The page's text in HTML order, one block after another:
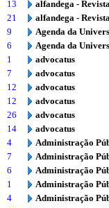
13
alfandega -
21
alfandega -
9
Agenda da
6
Agenda da
1
advocatus
7
advocatus
12
advocatus
12
advocatus
26
advocatus
14
advocatus
4
Administração
7
Administração
6
Administração
1
Administração
4
Administração